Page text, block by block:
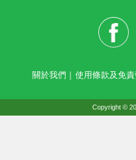
關於我們 ｜ 使用條款及免責
Copyright ©